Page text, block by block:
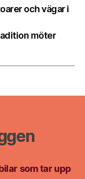
och vägar i
möter
som tar upp